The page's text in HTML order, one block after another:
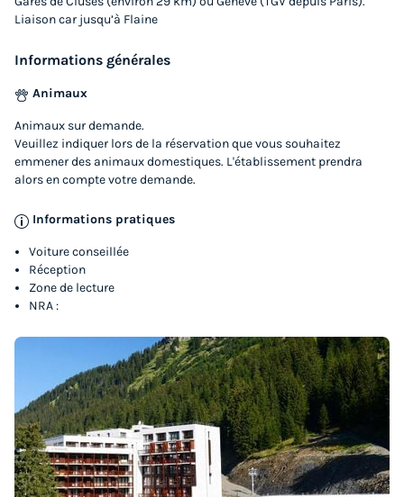
Annulation gratuite
Surface Adultes Chambres Salle de bain
Accès wifi Animaux autorisés *
Réfrigérateur
+ 3
10/04/2027
Meilleur prix pour 7 nuits
Modifier les dates
1 539 €
Voir les logements
Liaison car jusqu’à Flaine
Informations générales
Animaux
Animaux sur demande.
Veuillez indiquer lors de la réservation que vous souhaitez
emmener des animaux domestiques. L'établissement prendra
alors en compte votre demande.
Informations pratiques
Voiture conseillée
Réception
Zone de lecture
NRA :
Voir la carte